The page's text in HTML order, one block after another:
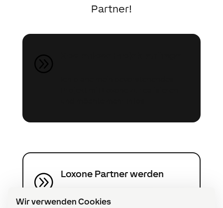
Wir verwenden Cookies
Partner!
A Loxone Partner werden
Ich möchte Partner werden und